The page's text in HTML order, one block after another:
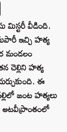
మిస్టరీ వీడింది.
ఇచ్చి హత్య
మండలం
చెల్లిని హత్య
ఈ
జంట హత్యలు